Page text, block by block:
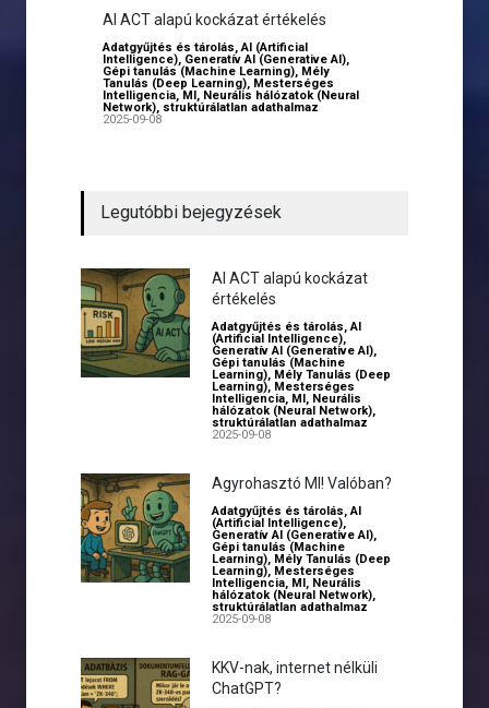
AI ACT alapú kockázat értékelés
Adatgyűjtés és tárolás,AI (Artificial
Intelligence), Generatív AI (Generative AI),
Gépi tanulás (Machine Learning), Mély
Tanulás (Deep Learning), Mesterséges
Intelligencia, MI, Neurális hálózatok (Neural
Network), struktúrálatlan adathalmaz
2025-09-08
Legutóbbi bejegyzések
AI ACT alapú kockázat
értékelés
Adatgyűjtés és tárolás,AI
(Artificial Intelligence),
Generatív AI (Generative AI),
Gépi tanulás (Machine
Learning), Mély Tanulás (Deep
Learning), Mesterséges
Intelligencia, MI, Neurális
hálózatok (Neural Network),
struktúrálatlan adathalmaz
2025-09-08
Agyrohasztó MI! Valóban?
Adatgyűjtés és tárolás,AI
(Artificial Intelligence),
Generatív AI (Generative AI),
Gépi tanulás (Machine
Learning), Mély Tanulás (Deep
Learning), Mesterséges
Intelligencia, MI, Neurális
hálózatok (Neural Network),
struktúrálatlan adathalmaz
2025-09-08
KKV-nak, internet nélküli
ChatGPT?